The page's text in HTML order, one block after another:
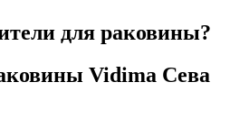
для раковины?
Vidima Сева